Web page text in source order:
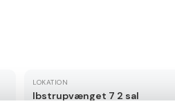
LOKATION
Ibstrupvænget 7 2 sal